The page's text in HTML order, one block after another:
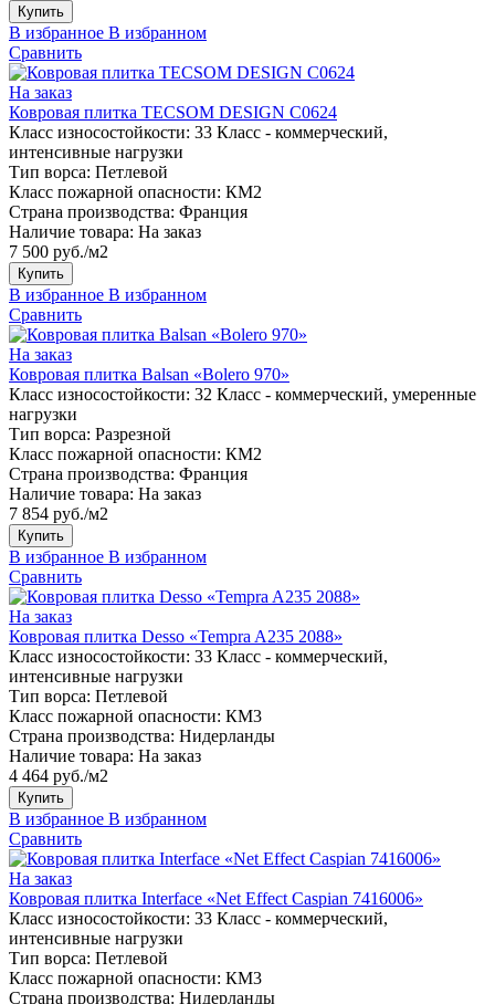
Купить
В избранное В избранном
Сравнить
На заказ
Ковровая плитка TECSOM DESIGN C0624
Класс износостойкости: 33 Класс - коммерческий,
интенсивные нагрузки
Тип ворса: Петлевой
Класс пожарной опасности: КМ2
Страна производства: Франция
Наличие товара: На заказ
7 500 руб./м2
Купить
В избранное В избранном
Сравнить
На заказ
Ковровая плитка Balsan «Bolero 970»
Класс износостойкости: 32 Класс - коммерческий, умеренные
нагрузки
Тип ворса: Разрезной
Класс пожарной опасности: КМ2
Страна производства: Франция
Наличие товара: На заказ
7 854 руб./м2
Купить
В избранное В избранном
Сравнить
На заказ
Ковровая плитка Desso «Tempra A235 2088»
Класс износостойкости: 33 Класс - коммерческий,
интенсивные нагрузки
Тип ворса: Петлевой
Класс пожарной опасности: КМ3
Страна производства: Нидерланды
Наличие товара: На заказ
4 464 руб./м2
Купить
В избранное В избранном
Сравнить
На заказ
Ковровая плитка Interface «Net Effect Caspian 7416006»
Класс износостойкости: 33 Класс - коммерческий,
интенсивные нагрузки
Тип ворса: Петлевой
Класс пожарной опасности: КМ3
Страна производства: Нидерланды